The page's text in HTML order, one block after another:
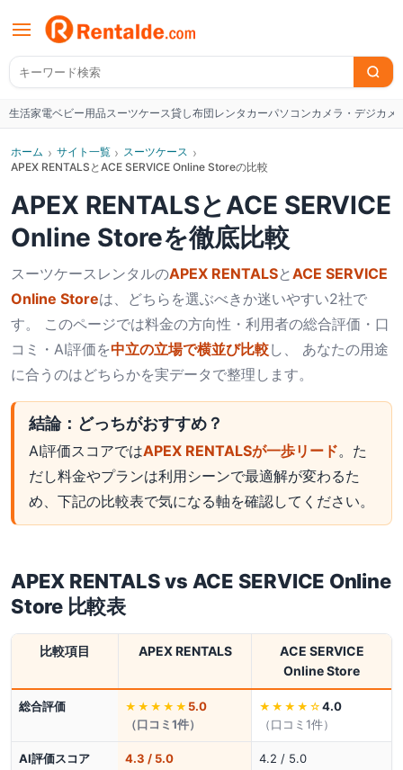
生活家電ベビー用品スーツケース貸し布団レンタカーパソコンカメラ・デジカメ
ホーム › サイト一覧 › スーツケース ›
APEX RENTALSとACE SERVICE Online Storeの比較
APEX RENTALSとACE SERVICE
Online Storeを徹底比較
スーツケース レンタルのAPEX RENTALSとACE SERVICE
Online Storeは、どちらを選ぶべきか迷いやすい2社で
す。 このページでは料金の方向性・利用者の総合評価・口
コミ・AI評価を中立の立場で横並び比較し、 あなたの用途
に合うのはどちらかを実データで整理します。
結論：どっちがおすすめ？
AI評価スコアではAPEX RENTALSが一歩リード。た
だし料金やプランは利用シーンで最適解が変わるた
め、下記の比較表で気になる軸を確認してください。
APEX RENTALSvs ACE SERVICE Online
Store比較表
比較項目 APEX RENTALS
ACE SERVICE
Online Store
総合評価 ★★★★★ 5.0
（口コミ1件）
★★★★ ☆ 4.0
（口コミ 1件）
AI評価スコア 4.3 / 5.0 4.2 / 5.0